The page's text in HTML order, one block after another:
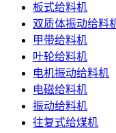
板式给料机
双质体振动给料
甲带给料机
叶轮给料机
电机振动给料机
电磁给料机
振动给料机
往复式给煤机